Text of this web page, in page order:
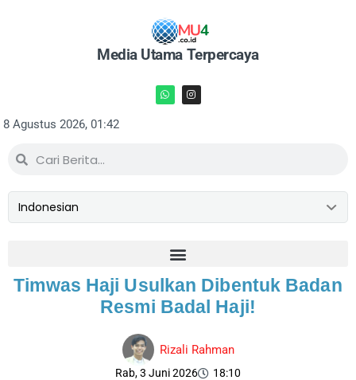
Media Utama Terpercaya
8 Agustus 2026, 01:42
Timwas Haji Usulkan Dibentuk Badan
Resmi Badal Haji!
Rizali Rahman
Rab, 3 Juni 2026 18:10